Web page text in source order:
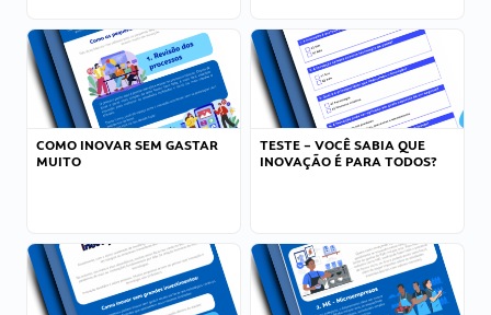
COMO INOVAR SEM GASTAR
MUITO
TESTE – VOCÊ SABIA QUE
INOVAÇÃO É PARA TODOS?